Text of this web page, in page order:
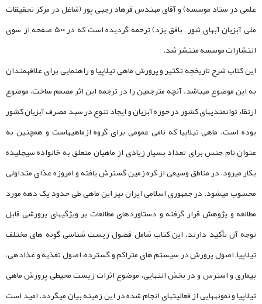
علمی در ستاد موسسه) و آقای مهندس فرهاد رجبی پور (شاغل در مرکز تحقیقات
ملی آبزیان آبهای شور – بافق یزد) ترجمه گردیده است که در ۵۰۰ صفحه از سوی
انتشارات موسسه منتشر شد.
این کتاب شرح تاریخچه تکثیر و پرورش ماهی تیلاپیا و راهنمایی برای علاقه­مندان
به این موضوع می­باشد. آنچه مترجمین را در ترجمه این اثر مصمم ساخت، موضوع
ارتقاء توانمندی­های کشور در حوزه آبزیان و ایجاد تنوع در سبد مصرف آبزیان کشور
بوده است. ماهی تیلاپیا که نامی عمومی برای گروه ازماهی­هاست و همچنین به
عنوان نام جنس برای تعداد بسیار زیادی از ماهیان متعلق به خانواده سیچلیده
بکار می­رود، در مناطق وسیعی از کره زمین گسترش یافته و امروزه غذای متداولی
محسوب می­شود. در جمهوری اسلامی ایران نیز این ماهی طی حدود یک دهه مورد
مطالعه و پژوهش قرار گرفته و دستاوردهای مطالعات بر ویژگی­های پرورشی قابل
توجه آن تأکید دارند. این کتاب شامل فصول زیست شناسی گونه های مختلف
تیلاپیا، اصول پرورش در سیستم های متراکم و گسترده، اصول تغذیه و غذادهی،
بیماری و استرس و در بخش انتهایی، موضوع اثرات زیست محیطی پرورش ماهی
تیلاپیا و نمونه­هایی از فعالیت­های انجام شده در این زمینه بیان می­گردد. امید است